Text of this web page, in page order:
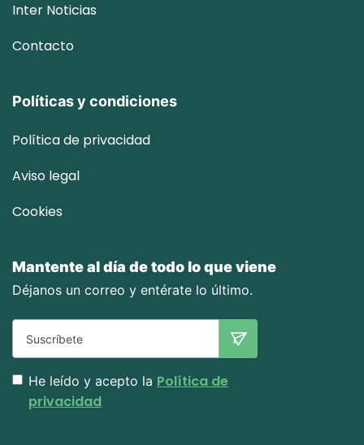
Inter Noticias
Contacto
Políticas y condiciones
Política de privacidad
Aviso legal
Cookies
Mantente al día de todo lo que viene
Déjanos un correo y entérate lo último.
He leído y acepto la Política de
privacidad